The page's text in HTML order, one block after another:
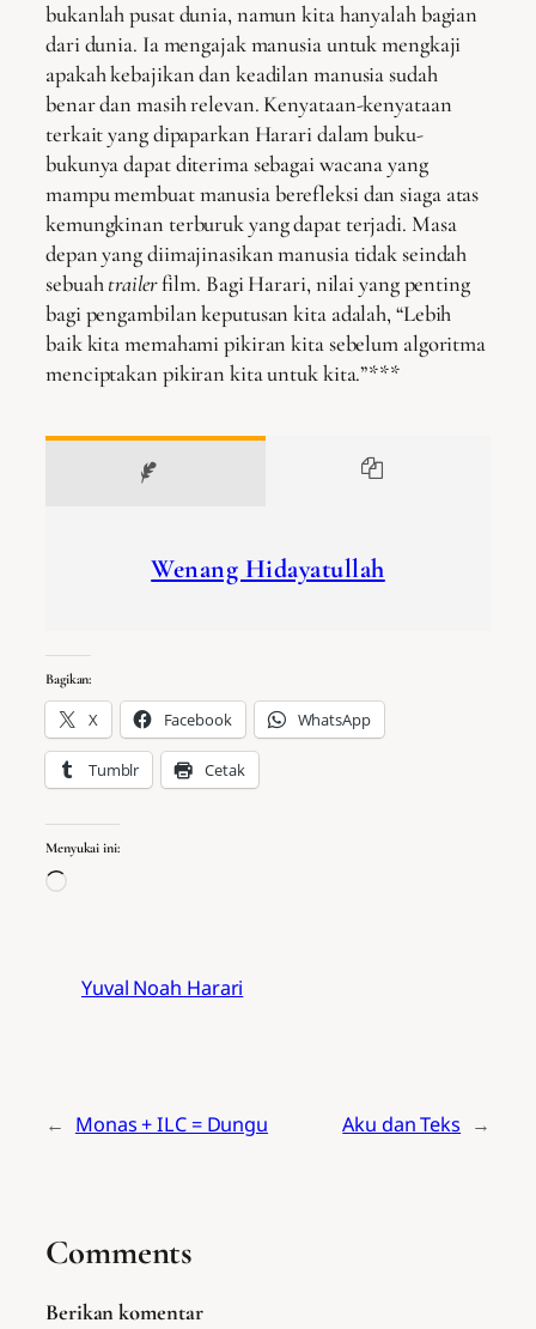
bukanlah pusat dunia, namun kita hanyalah bagian
dari dunia. Ia mengajak manusia untuk mengkaji
apakah kebajikan dan keadilan manusia sudah
benar dan masih relevan. Kenyataan-kenyataan
terkait yang dipaparkan Harari dalam buku-
bukunya dapat diterima sebagai wacana yang
mampu membuat manusia berefleksi dan siaga atas
kemungkinan terburuk yang dapat terjadi. Masa
depan yang diimajinasikan manusia tidak seindah
sebuahtrailerfilm. Bagi Harari, nilai yang penting
bagi pengambilan keputusan kita adalah, “Lebih
baik kita memahami pikiran kita sebelum algoritma
menciptakan pikiran kita untuk kita.”***
Wenang Hidayatullah
Bagikan:
X Facebook WhatsApp
Tumblr Cetak
Menyukai ini:
Memuat…
Yuval Noah Harari
← Monas + ILC = Dungu Aku dan Teks →
Comments
Berikan komentar